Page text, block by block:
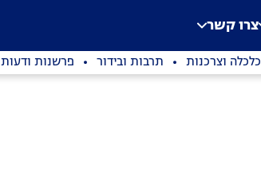
צרו קשר
כלכלה וצרכנות תרבות ובידור פרשנות ודעות